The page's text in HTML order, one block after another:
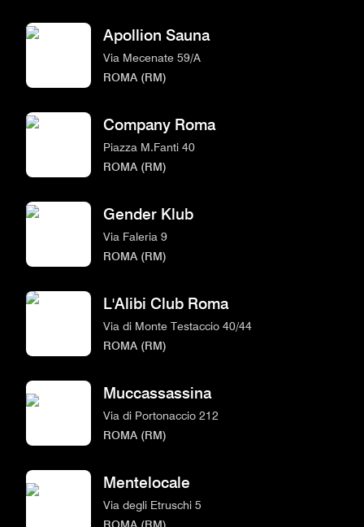
Apollion Sauna
Via Mecenate 59/A
ROMA (RM)
Company Roma
Piazza M.Fanti 40
ROMA (RM)
Gender Klub
Via Faleria 9
ROMA (RM)
L'Alibi Club Roma
Via di Monte Testaccio 40/44
ROMA (RM)
Muccassassina
Via di Portonaccio 212
ROMA (RM)
Mentelocale
Via degli Etruschi 5
ROMA (RM)